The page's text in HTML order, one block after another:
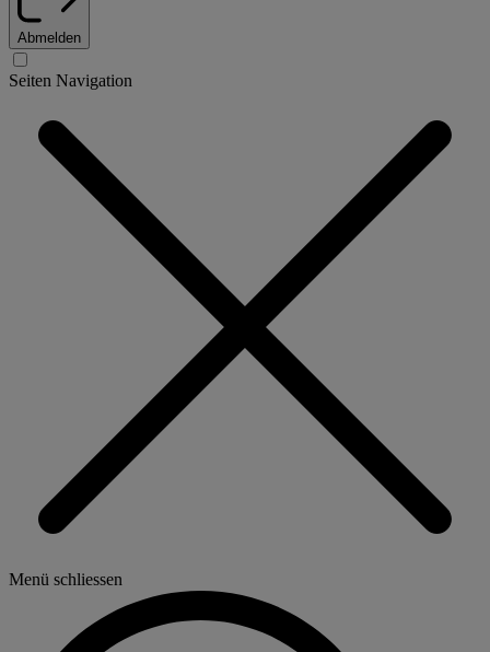
Abmelden
Seiten Navigation
Menü schliessen